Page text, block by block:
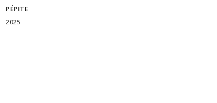
PÉPITE
2025